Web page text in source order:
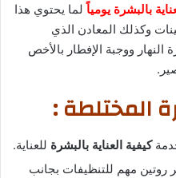
بالبشرة يومياً لما يحتوي هذا
وكذلك المعادن الذي
النهار ووجبة الإفطار بالأخص
المختلطة :
كيفية العناية بالبشرة للعناية.
روتين مهم للتنظيفات بجانب